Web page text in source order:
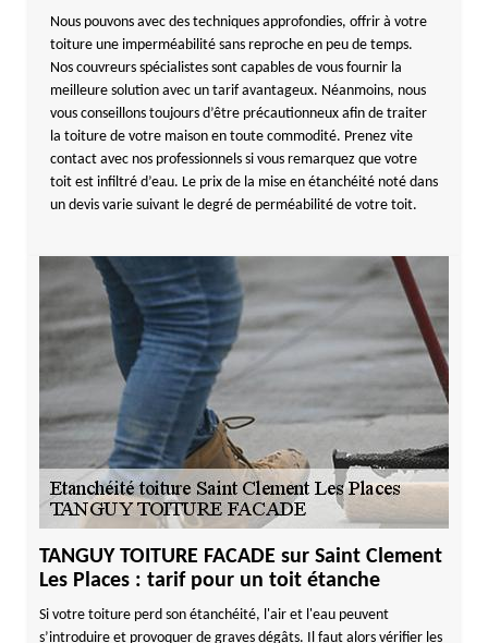
Nous pouvons avec des techniques approfondies, offrir à votre
toiture une imperméabilité sans reproche en peu de temps.
Nos couvreurs spécialistes sont capables de vous fournir la
meilleure solution avec un tarif avantageux. Néanmoins, nous
vous conseillons toujours d’être précautionneux afin de traiter
la toiture de votre maison en toute commodité. Prenez vite
contact avec nos professionnels si vous remarquez que votre
toit est infiltré d’eau. Le prix de la mise en étanchéité noté dans
un devis varie suivant le degré de perméabilité de votre toit.
TANGUY TOITURE FACADE sur Saint Clement
Les Places : tarif pour un toit étanche
Si votre toiture perd son étanchéité, l'air et l'eau peuvent
s’introduire et provoquer de graves dégâts. Il faut alors vérifier les